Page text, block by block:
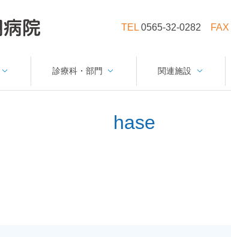
TEL 0565-32-0282 FAX
診療科・部門 関連施設
hase